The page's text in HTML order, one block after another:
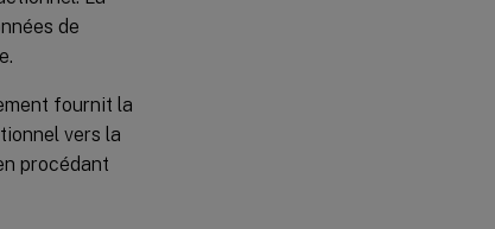
de
fournit la
vers la
procédant